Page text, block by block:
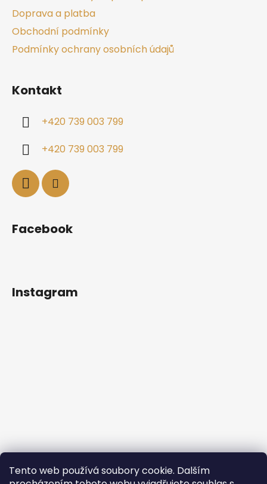
Tento web používá soubory cookie. Dalším
Doprava a platba
Obchodní podmínky
Podmínky ochrany osobních údajů
Kontakt
+420 739 003 799
+420 739 003 799
Facebook
Instagram